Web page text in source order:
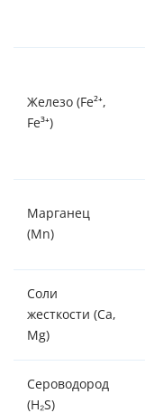
Железо (Fe²⁺,
Fe³⁺)
Марганец
(Mn)
Соли
жесткости (Ca,
Mg)
Сероводород
(H₂S)